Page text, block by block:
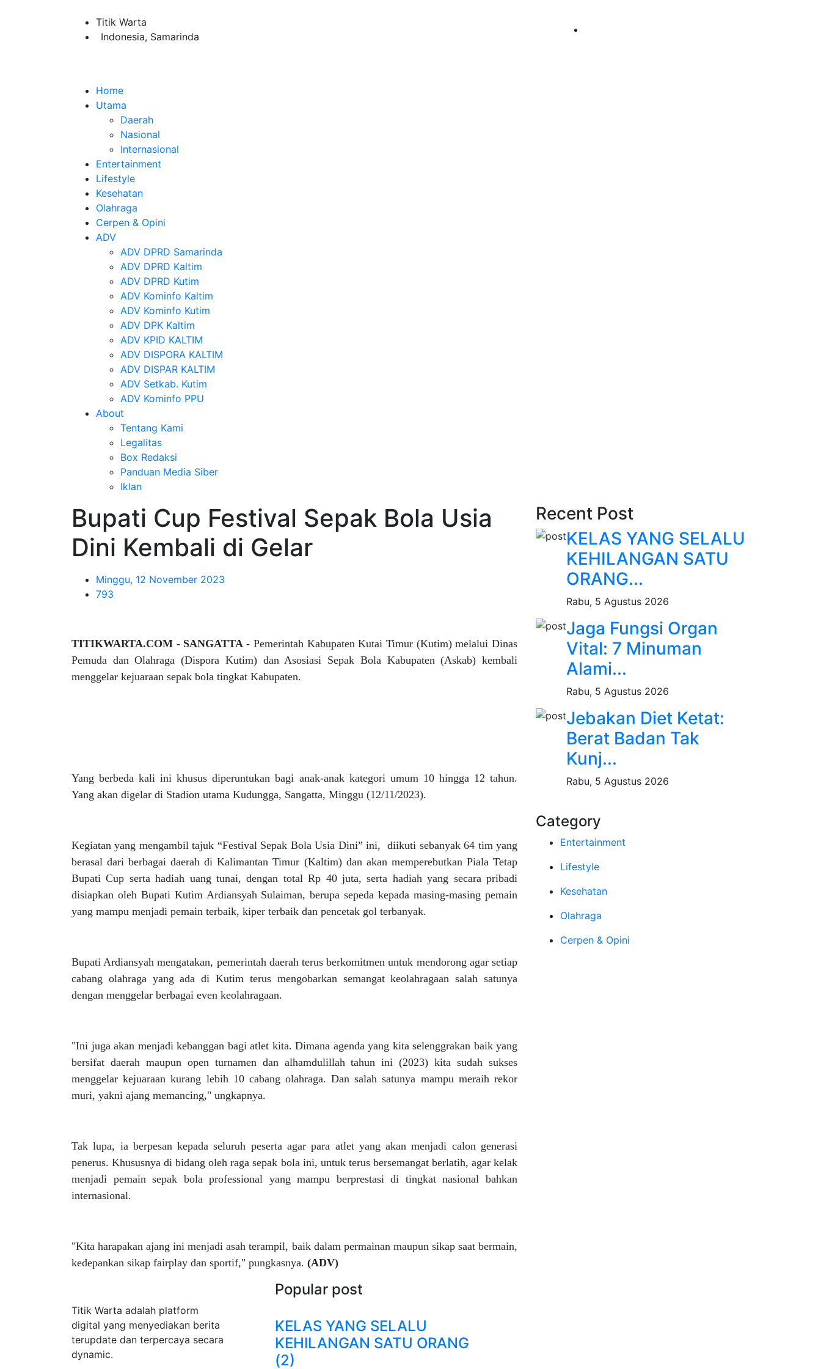
Titik Warta
Indonesia, Samarinda
Home
Utama
Daerah
Nasional
Internasional
Entertainment
Lifestyle
Kesehatan
Olahraga
Cerpen & Opini
ADV
ADV DPRD Samarinda
ADV DPRD Kaltim
ADV DPRD Kutim
ADV Kominfo Kaltim
ADV Kominfo Kutim
ADV DPK Kaltim
ADV KPID KALTIM
ADV DISPORA KALTIM
ADV DISPAR KALTIM
ADV Setkab. Kutim
ADV Kominfo PPU
About
Tentang Kami
Legalitas
Box Redaksi
Panduan Media Siber
Iklan
Bupati Cup Festival Sepak Bola Usia
Dini Kembali di Gelar
Minggu, 12 November 2023
793
TITIKWARTA.COM - SANGATTA - Pemerintah Kabupaten Kutai Timur (Kutim) melalui Dinas
Pemuda dan Olahraga (Dispora Kutim) dan Asosiasi Sepak Bola Kabupaten (Askab) kembali
menggelar kejuaraan sepak bola tingkat Kabupaten.
Yang berbeda kali ini khusus diperuntukan bagi anak-anak kategori umum 10 hingga 12 tahun.
Yang akan digelar di Stadion utama Kudungga, Sangatta, Minggu (12/11/2023).
Kegiatan yang mengambil tajuk “Festival Sepak Bola Usia Dini” ini, diikuti sebanyak 64 tim yang
berasal dari berbagai daerah di Kalimantan Timur (Kaltim) dan akan memperebutkan Piala Tetap
Bupati Cup serta hadiah uang tunai, dengan total Rp 40 juta, serta hadiah yang secara pribadi
disiapkan oleh Bupati Kutim Ardiansyah Sulaiman, berupa sepeda kepada masing-masing pemain
yang mampu menjadi pemain terbaik, kiper terbaik dan pencetak gol terbanyak.
Bupati Ardiansyah mengatakan, pemerintah daerah terus berkomitmen untuk mendorong agar setiap
cabang olahraga yang ada di Kutim terus mengobarkan semangat keolahragaan salah satunya
dengan menggelar berbagai even keolahragaan.
"Ini juga akan menjadi kebanggan bagi atlet kita. Dimana agenda yang kita selenggrakan baik yang
bersifat daerah maupun open turnamen dan alhamdulillah tahun ini (2023) kita sudah sukses
menggelar kejuaraan kurang lebih 10 cabang olahraga. Dan salah satunya mampu meraih rekor
muri, yakni ajang memancing," ungkapnya.
Tak lupa, ia berpesan kepada seluruh peserta agar para atlet yang akan menjadi calon generasi
penerus. Khususnya di bidang oleh raga sepak bola ini, untuk terus bersemangat berlatih, agar kelak
menjadi pemain sepak bola professional yang mampu berprestasi di tingkat nasional bahkan
internasional.
"Kita harapakan ajang ini menjadi asah terampil, baik dalam permainan maupun sikap saat bermain,
kedepankan sikap fairplay dan sportif," pungkasnya. (ADV)
Recent Post
KELAS YANG SELALU
KEHILANGAN SATU
ORANG...
Rabu, 5 Agustus 2026
Jaga Fungsi Organ
Vital: 7 Minuman
Alami...
Rabu, 5 Agustus 2026
Jebakan Diet Ketat:
Berat Badan Tak
Kunj...
Rabu, 5 Agustus 2026
Category
Entertainment
Lifestyle
Kesehatan
Olahraga
Cerpen & Opini
Titik Warta adalah platform
digital yang menyediakan berita
terupdate dan terpercaya secara
dynamic.
Popular post
KELAS YANG SELALU
KEHILANGAN SATU ORANG
(2)